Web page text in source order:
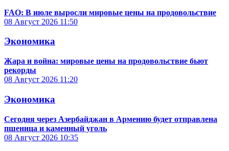
FAO: В июле выросли мировые цены на продовольствие
08 Август 2026 11:50
Экономика
Жара и война: мировые цены на продовольствие бьют
рекорды
08 Август 2026 11:20
Экономика
Сегодня через Азербайджан в Армению будет отправлена
пшеница и каменный уголь
08 Август 2026 10:35